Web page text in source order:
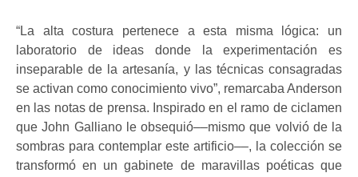
“La alta costura pertenece a esta misma lógica: un
laboratorio de ideas donde la experimentación es
inseparable de la artesanía, y las técnicas consagradas
se activan como conocimiento vivo”, remarcaba Anderson
en las notas de prensa. Inspirado en el ramo de ciclamen
que John Galliano le obsequió––mismo que volvió de la
sombras para contemplar este artificio––, la colección se
transformó en un gabinete de maravillas poéticas que